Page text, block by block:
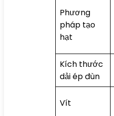
Phương
pháp tạo
hạt
Kích thước
dải ép đùn
Vít